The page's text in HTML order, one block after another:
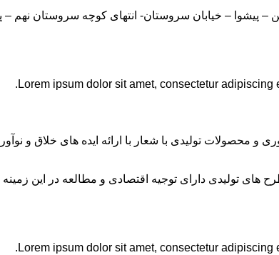
Lorem ipsum dolor sit amet, consectetur
و محصولات تولیدی با شعار با ارائه ایده های خلاق
تولیدی دارای توجیه اقتصادی و مطالعه در این
Lorem ipsum dolor sit amet, consectetur